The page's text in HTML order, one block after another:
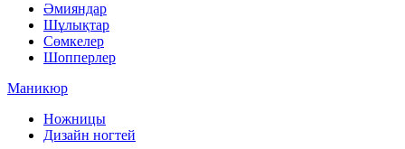
Әмияндар
Шұлықтар
Сөмкелер
Шопперлер
Маникюр
Ножницы
Дизайн ногтей